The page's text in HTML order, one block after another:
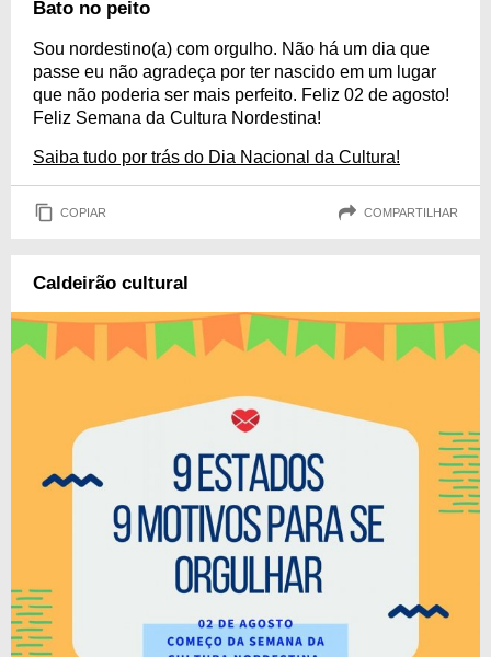
Bato no peito
Sou nordestino(a) com orgulho. Não há um dia que
passe eu não agradeça por ter nascido em um lugar
que não poderia ser mais perfeito. Feliz 02 de agosto!
Feliz Semana da Cultura Nordestina!
Saiba tudo por trás do Dia Nacional da Cultura!
COPIAR COMPARTILHAR
Caldeirão cultural